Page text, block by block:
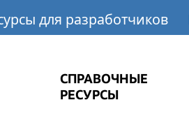
для разработчиков
СПРАВОЧНЫЕ
РЕСУРСЫ